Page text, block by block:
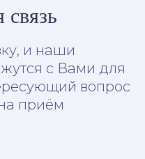
связь
и наши
с Вами для
вопрос
приём